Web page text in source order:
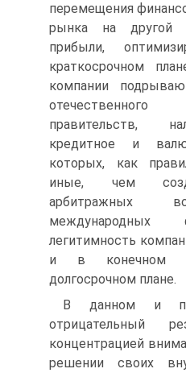
перемещения
рынка на другой
прибыли,
краткосрочном
компании
правительств,
кредитное и
которых, как
иные, чем
арбитражных
международных
легитимность
и в конечном
долгосрочном плане.
В данном и
отрицательный
концентрацией
решении своих